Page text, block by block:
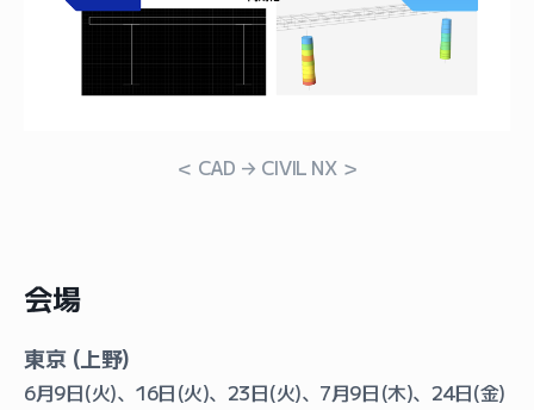
＜ CAD → CIVIL NX ＞
会場
東京 (上野)
6月9日(火)、16日(火)、23日(火)、7月9日(木)、24日(金)